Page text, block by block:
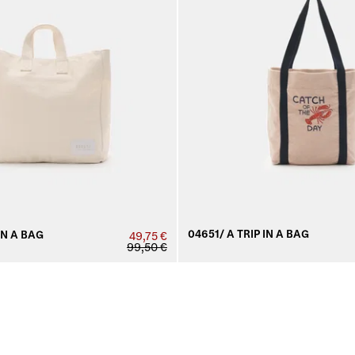
A BAG
49,75 €
99,50 €
04651/ A TRIP IN A BAG